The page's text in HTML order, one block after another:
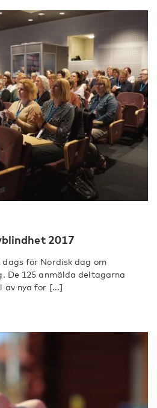
2017
för Nordisk dag om
De 125 anmälda deltagarna
av nya for [...]